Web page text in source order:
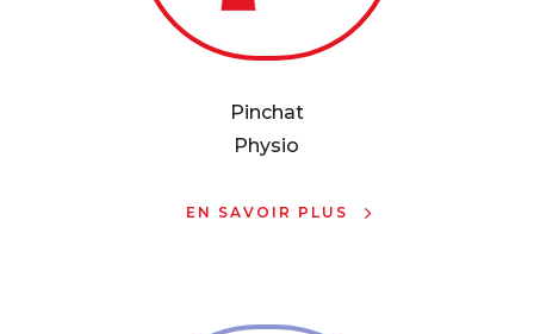
Pinchat
Physio
EN SAVOIR PLUS